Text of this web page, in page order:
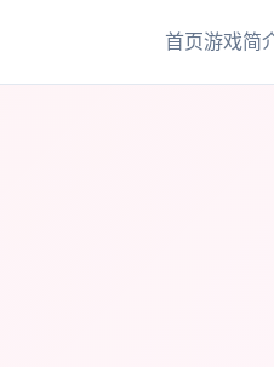
首页游戏简